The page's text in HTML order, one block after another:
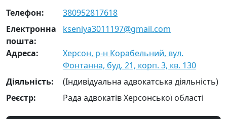
Телефон:
380952817618
Електронна
пошта:
kseniya3011197@gmail.com
Адреса:
Херсон, р-н Корабельний, вул.
Фонтанна, буд. 21, корп. 3, кв. 130
Діяльність:
(Індивідуальна адвокатська діяльність)
Реєстр:
Рада адвокатів Херсонської області